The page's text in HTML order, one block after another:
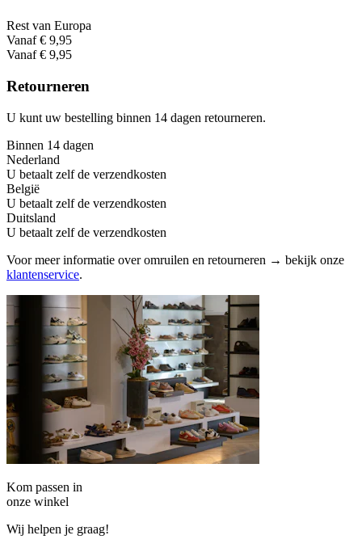
Rest van Europa
Vanaf € 9,95
Vanaf € 9,95
Retourneren
U kunt uw bestelling binnen 14 dagen retourneren.
Binnen 14 dagen
Nederland
U betaalt zelf de verzendkosten
België
U betaalt zelf de verzendkosten
Duitsland
U betaalt zelf de verzendkosten
Voor meer informatie over omruilen en retourneren → bekijk onze
klantenservice.
Kom passen in
onze winkel
Wij helpen je graag!